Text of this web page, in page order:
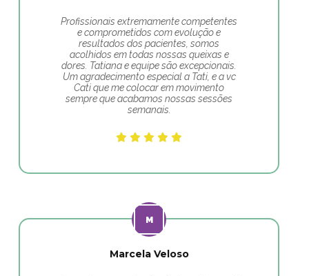
Profissionais extremamente competentes
e comprometidos com evolução e
resultados dos pacientes, somos
acolhidos em todas nossas queixas e
dores. Tatiana e equipe são excepcionais.
Um agradecimento especial a Tati, e a vc
Cati que me colocar em movimento
sempre que acabamos nossas sessões
semanais.
Marcela Veloso